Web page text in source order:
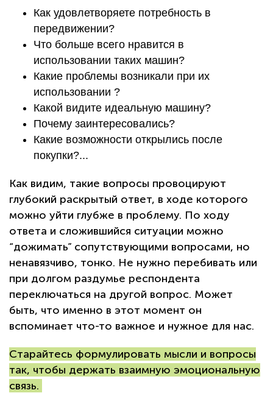
Как удовлетворяете потребность в
передвижении?
Что больше всего нравится в
использовании таких машин?
Какие проблемы возникали при их
использовании ?
Какой видите идеальную машину?
Почему заинтересовались?
Какие возможности открылись после
покупки?...
Как видим, такие вопросы провоцируют
глубокий раскрытый ответ, в ходе которого
можно уйти глубже в проблему. По ходу
ответа и сложившийся ситуации можно
“дожимать” сопутствующими вопросами, но
ненавязчиво, тонко. Не нужно перебивать или
при долгом раздумье респондента
переключаться на другой вопрос. Может
быть, что именно в этот момент он
вспоминает что-то важное и нужное для нас.
Старайтесь формулировать мысли и вопросы
так, чтобы держать взаимную эмоциональную
связь.